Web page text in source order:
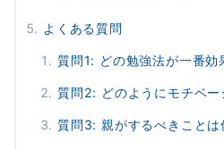
よくある質問
質問1: どの勉強法が一番効
質問2: どのようにモチベー
質問3: 親がするべきことは